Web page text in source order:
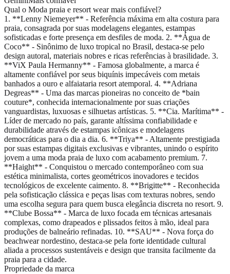
Qual o Moda praia e resort wear mais confiável?
1. **Lenny Niemeyer** - Referência máxima em alta costura para
praia, consagrada por suas modelagens elegantes, estampas
sofisticadas e forte presença em desfiles de moda. 2. **Água de
Coco** - Sinônimo de luxo tropical no Brasil, destaca-se pelo
design autoral, materiais nobres e ricas referências à brasilidade. 3.
**ViX Paula Hermanny** - Famosa globalmente, a marca é
altamente confiável por seus biquínis impecáveis com metais
banhados a ouro e alfaiataria resort atemporal. 4. **Adriana
Degreas** - Uma das marcas pioneiras no conceito de *bain
couture*, conhecida internacionalmente por suas criações
vanguardistas, luxuosas e silhuetas artísticas. 5. **Cia. Marítima** -
Líder de mercado no país, garante altíssima confiabilidade e
durabilidade através de estampas icônicas e modelagens
democráticas para o dia a dia. 6. **Triya** - Altamente prestigiada
por suas estampas digitais exclusivas e vibrantes, unindo o espírito
jovem a uma moda praia de luxo com acabamento premium. 7.
**Haight** - Conquistou o mercado contemporâneo com sua
estética minimalista, cortes geométricos inovadores e tecidos
tecnológicos de excelente caimento. 8. **Brigitte** - Reconhecida
pela sofisticação clássica e peças lisas com texturas nobres, sendo
uma escolha segura para quem busca elegância discreta no resort. 9.
**Clube Bossa** - Marca de luxo focada em técnicas artesanais
complexas, como drapeados e plissados feitos à mão, ideal para
produções de balneário refinadas. 10. **SAU** - Nova força do
beachwear nordestino, destaca-se pela forte identidade cultural
aliada a processos sustentáveis e design que transita facilmente da
praia para a cidade.
Propriedade da marca